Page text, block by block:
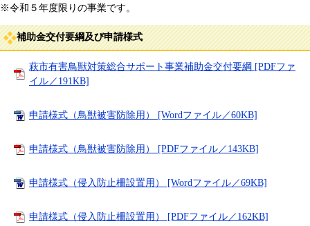
※令和５年度限りの事業です。
補助金交付要綱及び申請様式
萩市有害鳥獣対策総合サポート事業補助金交付要綱 [PDFファ
イル／191KB]
申請様式（鳥獣被害防除用） [Wordファイル／60KB]
申請様式（鳥獣被害防除用） [PDFファイル／143KB]
申請様式（侵入防止柵設置用） [Wordファイル／69KB]
申請様式（侵入防止柵設置用） [PDFファイル／162KB]